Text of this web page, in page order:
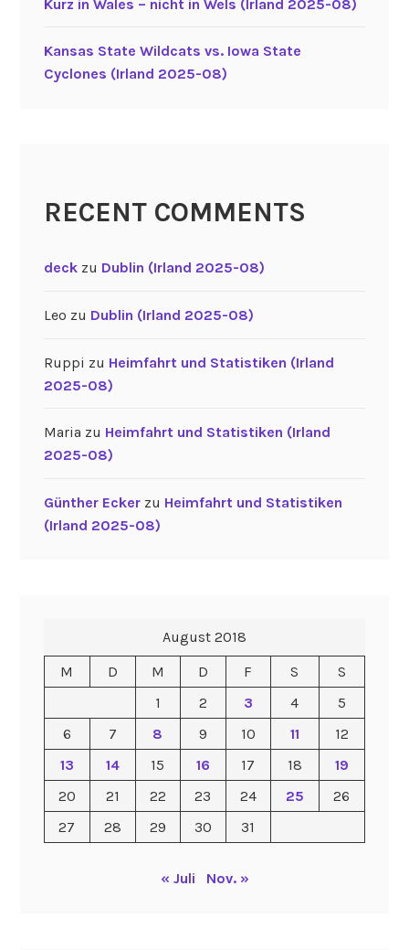
Kurz in Wales – nicht in Wels (Irland 2025-08)
Kansas State Wildcats vs. Iowa State
Cyclones (Irland 2025-08)
RECENT COMMENTS
deckzu Dublin (Irland 2025-08)
Leo zu Dublin (Irland 2025-08)
Ruppi zu Heimfahrt und Statistiken (Irland
2025-08)
Maria zu Heimfahrt und Statistiken (Irland
2025-08)
Günther Eckerzu Heimfahrt und Statistiken
(Irland 2025-08)
August 2018
M
D M D F S
S
1
2 3 4
5
6
7 8 9 10 11
12
13
14 15 16 17 18
19
20
21 22 23 24 25
26
27
28 29 30 31
« Juli Nov. »